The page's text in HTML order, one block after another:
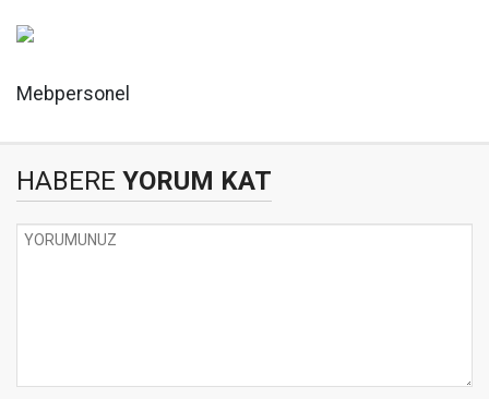
Mebpersonel
HABERE YORUM KAT